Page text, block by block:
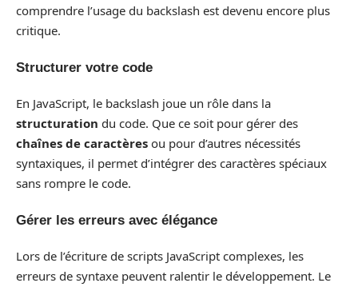
comprendre l’usage du backslash est devenu encore plus
critique.
Structurer votre code
En JavaScript, le backslash joue un rôle dans la
structuration du code. Que ce soit pour gérer des
chaînes de caractères ou pour d’autres nécessités
syntaxiques, il permet d’intégrer des caractères spéciaux
sans rompre le code.
Gérer les erreurs avec élégance
Lors de l’écriture de scripts JavaScript complexes, les
erreurs de syntaxe peuvent ralentir le développement. Le